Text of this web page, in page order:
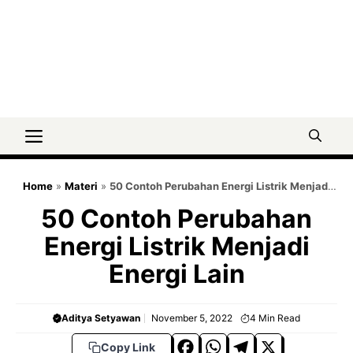
Menu
Home» Materi » 50 Contoh Perubahan Energi Listrik Menjadi
50 Contoh Perubahan
Energi Listrik Menjadi
Energi Lain
Aditya Setyawan November 5, 2022 4 Min Read
Copy Link